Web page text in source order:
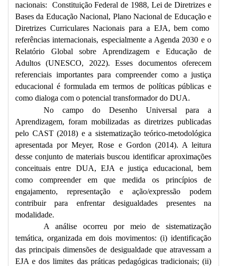
nacionais: Constituição Federal de 1988, Lei de Diretrizes e
Bases da Educação Nacional, Plano Nacional de Educação e
Diretrizes Curriculares Nacionais para a EJA, bem como
referências internacionais, especialmente a Agenda 2030 e o
Relatório Global sobre Aprendizagem e Educação de
Adultos (UNESCO, 2022). Esses documentos oferecem
referenciais importantes para compreender como a justiça
educacional é formulada em termos de políticas públicas e
como dialoga com o potencial transformador do DUA.
No campo do Desenho Universal para a
Aprendizagem, foram mobilizadas as diretrizes publicadas
pelo CAST (2018) e a sistematização teórico-metodológica
apresentada por Meyer, Rose e Gordon (2014). A leitura
desse conjunto de materiais buscou identificar aproximações
conceituais entre DUA, EJA e justiça educacional, bem
como compreender em que medida os princípios de
engajamento, representação e ação/expressão podem
contribuir para enfrentar desigualdades presentes na
modalidade.
A análise ocorreu por meio de sistematização
temática, organizada em dois movimentos: (i) identificação
das principais dimensões de desigualdade que atravessam a
EJA e dos limites das práticas pedagógicas tradicionais; (ii)